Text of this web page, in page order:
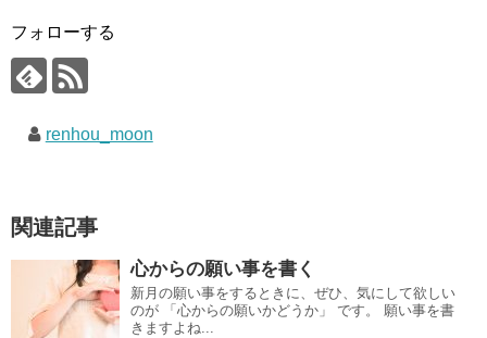
フォローする
renhou_moon
関連記事
心からの願い事を書く
新月の願い事をするときに、ぜひ、気にして欲しい
のが 「心からの願いかどうか」 です。 願い事を書
きますよね...